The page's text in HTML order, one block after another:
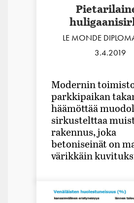
LE MONDE
3.4.2019
Modernin
parkkipaikan
häämöttää
sirkustelttaa
rakennus, joka
betoniseinät on
värikkäin